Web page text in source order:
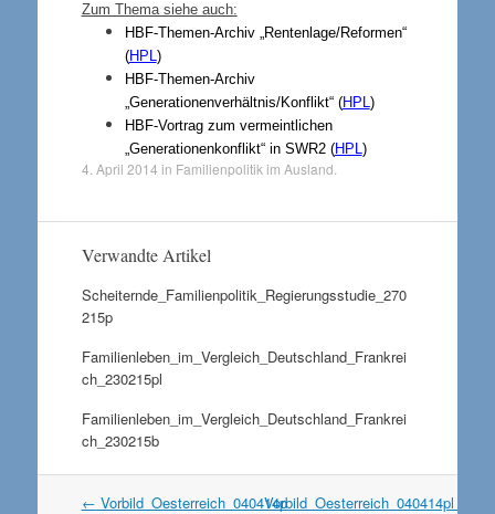
Zum Thema siehe auch:
HBF-Themen-Archiv „Rentenlage/Reformen“
(HPL)
HBF-Themen-Archiv
„Generationenverhältnis/Konflikt“ (HPL)
HBF-Vortrag zum vermeintlichen
„Generationenkonflikt“ in SWR2 (HPL)
4. April 2014 in Familienpolitik im Ausland
Verwandte Artikel
Scheiternde_Familienpolitik_Regierungsstudie_270
215p
Familienleben_im_Vergleich_Deutschland_Frankrei
ch_230215pl
Familienleben_im_Vergleich_Deutschland_Frankrei
ch_230215b
Artikel
← Vorbild_Oesterreich_040414pVorbild_Oesterreich_040414pl